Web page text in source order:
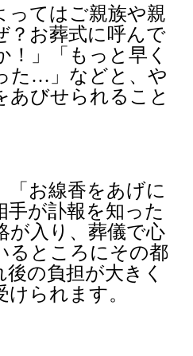
ってはご親族や親
？お葬式に呼んで
！」「もっと早く
た…」などと、や
あびせられること
「お線香をあげに
が訃報を知った
が入り、葬儀で心
るところにその都
の負担が大きく
られます。